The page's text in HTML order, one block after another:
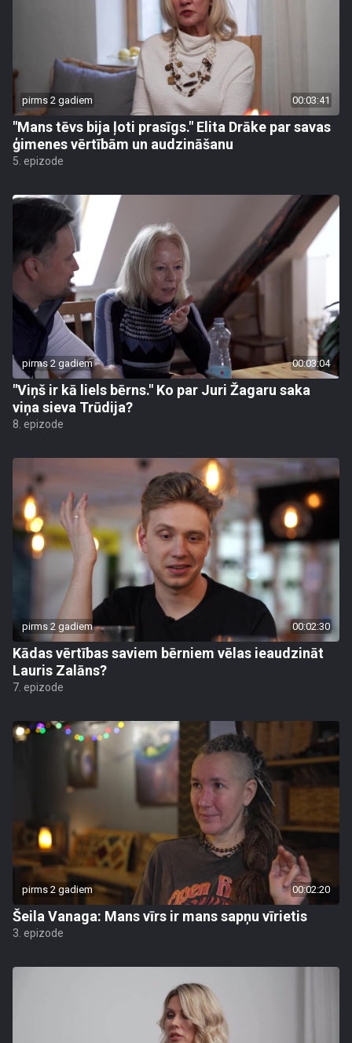
pirms 2 gadiem 00:03:41
"Mans tēvs bija ļoti prasīgs." Elita Drāke par savas
ģimenes vērtībām un audzināšanu
5. epizode
pirms 2 gadiem 00:03:04
"Viņš ir kā liels bērns." Ko par Juri Žagaru saka
viņa sieva Trūdija?
8. epizode
pirms 2 gadiem 00:02:30
Kādas vērtības saviem bērniem vēlas ieaudzināt
Lauris Zalāns?
7. epizode
pirms 2 gadiem 00:02:20
Šeila Vanaga: Mans vīrs ir mans sapņu vīrietis
3. epizode